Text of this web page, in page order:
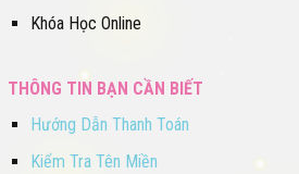
Khóa Học Online
THÔNG TIN BẠN CẦN BIẾT
Hướng Dẫn Thanh Toán
Kiểm Tra Tên Miền